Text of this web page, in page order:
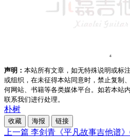
声明： 本站所有文章，如无特殊说明或标
或组织，在未征得本站同意时，禁止复制
何网站、书籍等各类媒体平台。如若本站
联系我们进行处理。
朴树
收藏 海报 链接
上一篇 李剑青《平凡故事吉他谱